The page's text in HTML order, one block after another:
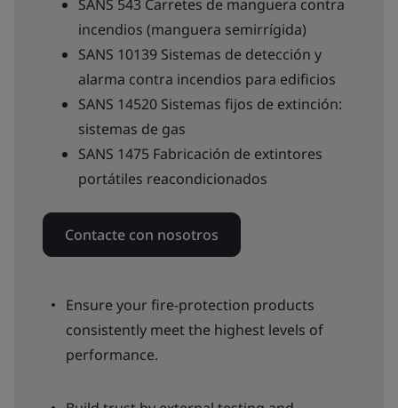
SANS 543 Carretes de manguera contra
incendios (manguera semirrígida)
SANS 10139 Sistemas de detección y
alarma contra incendios para edificios
SANS 14520 Sistemas fijos de extinción:
sistemas de gas
SANS 1475 Fabricación de extintores
portátiles reacondicionados
Contacte con nosotros
Ensure your fire-protection products
consistently meet the highest levels of
performance.